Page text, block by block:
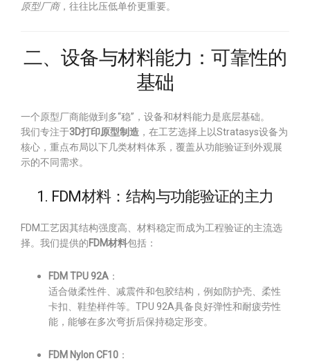
原型厂商，往往比压低单价更重要。
二、设备与材料能力：可靠性的
基础
一个原型厂商能做到多“稳”，设备和材料能力是底层基础。
我们专注于3D打印原型制造 ，在工艺选择上以Stratasys设备为
核心，重点布局以下几类材料体系，覆盖从功能验证到外观展
示的不同需求。
1. FDM材料：结构与功能验证的主力
FDM工艺因其结构强度高、材料稳定而成为工程验证的主流选
择。我们提供的FDM材料包括：
FDM TPU 92A ：
适合做柔性件、减震件和包胶结构，例如防护壳、柔性
卡扣、鞋垫样件等。TPU 92A具备良好弹性和耐疲劳性
能，能够在多次弯折后保持稳定形变。
FDM Nylon CF10 ：